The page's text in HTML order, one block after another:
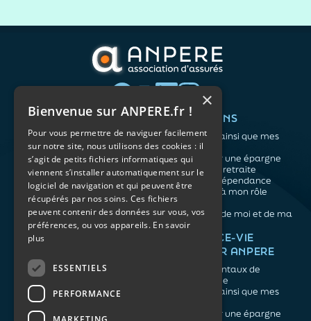
QUI SOMMES-NOUS ?
L'association
Notre organisation
L’équipe
Les atouts du contrat
associatif
VOS BESOINS
Me protéger ainsi que mes
proches
Me constituer une épargne
Préparer ma retraite
Anticiper la dépendance
Me préparer à mon rôle
d'aidant
Prendre soin de moi et de ma
santé
NOS ARTICLES
Retraite
Prévoyance
Dépendance
Aidants
ASSURANCE-VIE
FACILE PAR ANPERE
Les fondamentaux de
l'assurance vie
Me protéger ainsi que mes
Me constituer une épargne
×
Bienvenue sur ANPERE.fr !
Pour vous permettre de naviguer facilement
sur notre site, nous utilisons des cookies : il
s’agit de petits fichiers informatiques qui
viennent s’installer automatiquement sur le
logiciel de navigation et qui peuvent être
récupérés par nos soins. Ces fichiers
peuvent contenir des données sur vous, vos
préférences, ou vos appareils. En savoir
plus
ESSENTIELS
PERFORMANCE